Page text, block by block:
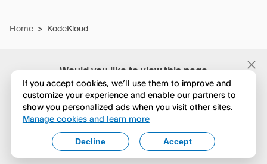
Would you like to view this page
in English?
No, continua a esplorare
Yes, change to English
Home > KodeKloud
If you accept cookies, we’ll use them to improve and
customize your experience and enable our partners to
show you personalized ads when you visit other sites.
Manage cookies and learn more
Accept
Decline